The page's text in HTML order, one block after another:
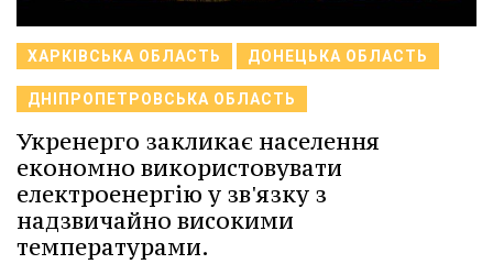
ХАРКІВСЬКА ОБЛАСТЬ ДОНЕЦЬКА ОБЛАСТЬ
ДНІПРОПЕТРОВСЬКА ОБЛАСТЬ
Укренерго закликає населення
економно використовувати
електроенергію у зв'язку з
надзвичайно високими
температурами.